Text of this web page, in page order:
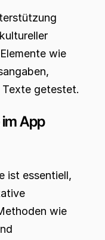
wie
Texte getestet.
App
ist essentiell,
wie